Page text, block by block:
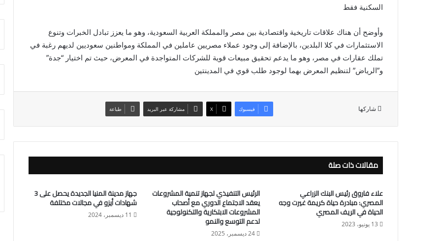
السكنية فقط
وأوضح أن هناك علاقات تاريخية واقتصادية بين مصر والمملكة العربية السعودية، وهو ما يعزز تبادل الخبرات وتنوع
الاستثمارات في كلا البلدين، بالإضافة إلى وجود عملاء مصريين عاملين في المملكة ومواطنين سعوديين لديهم رغبة في
تملك عقارات في مصر، وهو ما يدعم تحقيق مبيعات قوية للشركات المتواجدة في المعرض، حيث تم اختيار “جدة”
و”الرياض” لتنظيم المعرض بهما لوجود طلب قوي في المدينتين
شاركها فيسبوك X مشاركة عبر البريد طباعة
مقالات ذات صلة
علاء فاروق رئيس البنك الزراعي
المصري: مبادرة حياة كريمة غيرت وجه
الحياة في الريف المصري
13 يونيو، 2023
الرئيس التنفيذي لجهاز تنمية المشروعات
يعقد الاجتماع الدوري مع أصحاب
المشروعات الابتكارية والتكنولوجية
لدعم التوسع والنمو
24 ديسمبر، 2025
جهاز مدينة المنيا الجديدة يحصل على 3
شهادات أيزو في مجالات مختلفة
11 ديسمبر، 2024